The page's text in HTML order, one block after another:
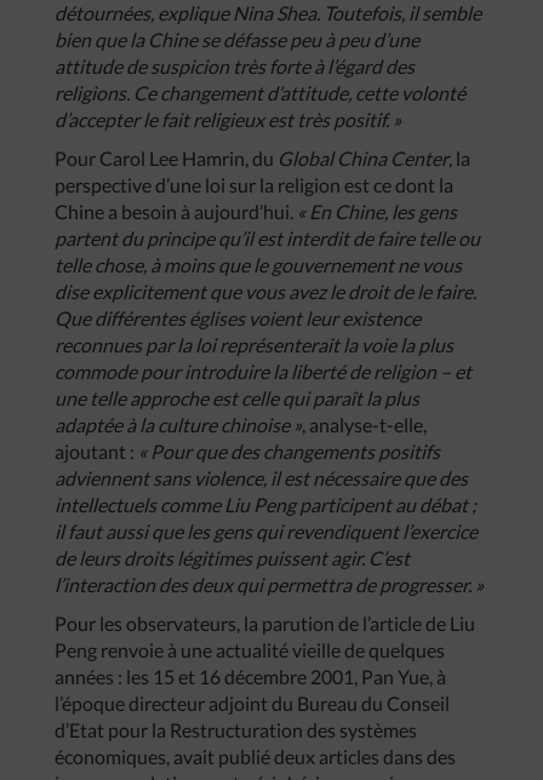
détournées, explique Nina Shea. Toutefois, il semble
bien que la Chine se défasse peu à peu d’une
attitude de suspicion très forte à l’égard des
religions. Ce changement d’attitude, cette volonté
d’accepter le fait religieux est très positif. »
Pour Carol Lee Hamrin, du Global China Center, la
perspective d’une loi sur la religion est ce dont la
Chine a besoin à aujourd’hui. « En Chine, les gens
partent du principe qu’il est interdit de faire telle ou
telle chose, à moins que le gouvernement ne vous
dise explicitement que vous avez le droit de le faire.
Que différentes églises voient leur existence
reconnues par la loi représenterait la voie la plus
commode pour introduire la liberté de religion – et
une telle approche est celle qui paraît la plus
adaptée à la culture chinoise », analyse-t-elle,
ajoutant : « Pour que des changements positifs
adviennent sans violence, il est nécessaire que des
intellectuels comme Liu Peng participent au débat ;
il faut aussi que les gens qui revendiquent l’exercice
de leurs droits légitimes puissent agir. C’est
l’interaction des deux qui permettra de progresser. »
Pour les observateurs, la parution de l’article de Liu
Peng renvoie à une actualité vieille de quelques
années : les 15 et 16 décembre 2001, Pan Yue, à
l’époque directeur adjoint du Bureau du Conseil
d’Etat pour la Restructuration des systèmes
économiques, avait publié deux articles dans des